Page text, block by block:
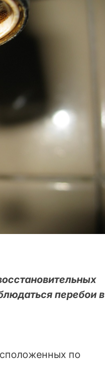
перебои в
по